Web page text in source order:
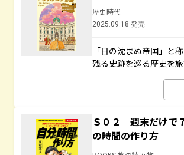
歴史時代
2025.09.18 発売
「日の沈まぬ帝国」と
残る史跡を巡る歴史を旅
Ｓ０２ 週末だけで
の時間の作り方